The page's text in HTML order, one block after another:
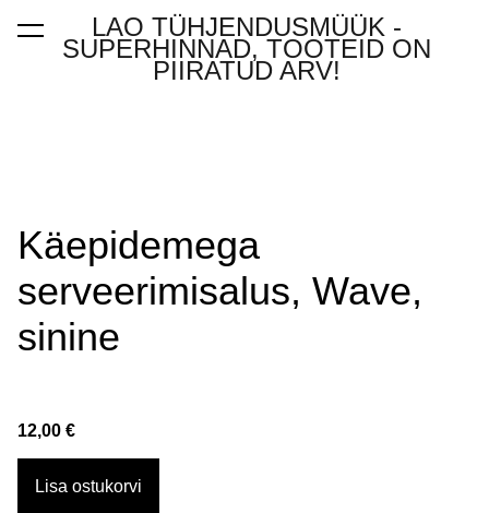
LAO TÜHJENDUSMÜÜK -
SUPERHINNAD, TOOTEID ON
PIIRATUD ARV!
lisati ostukorvi. Vaata ostukorvi
Käepidemega
serveerimisalus, Wave,
sinine
12,00 €
Lisa ostukorvi